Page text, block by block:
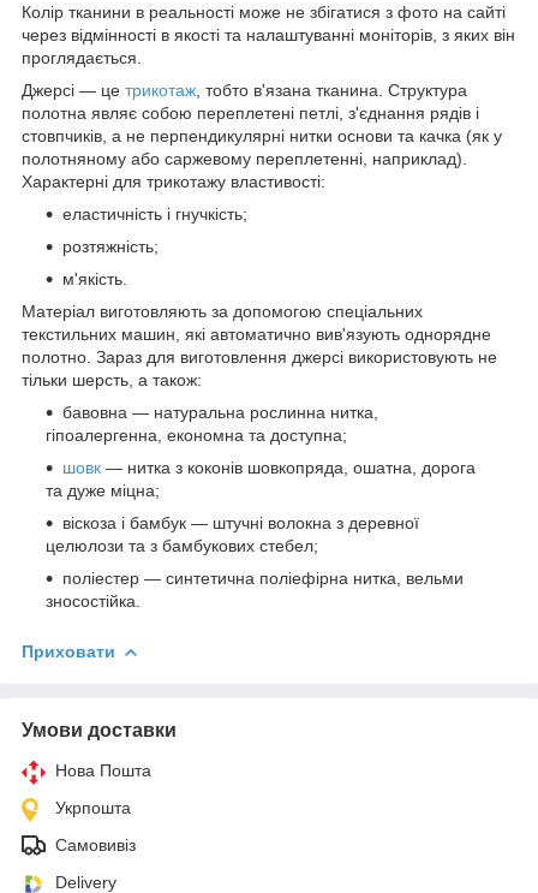
Колір тканини в реальності може не збігатися з фото на сайті
через відмінності в якості та налаштуванні моніторів, з яких він
проглядається.
Джерсі — це трикотаж , тобто в'язана тканина. Структура
полотна являє собою переплетені петлі, з'єднання рядів і
стовпчиків, а не перпендикулярні нитки основи та качка (як у
полотняному або саржевому переплетенні, наприклад).
Характерні для трикотажу властивості:
еластичність і гнучкість;
розтяжність;
м'якість.
Матеріал виготовляють за допомогою спеціальних
текстильних машин, які автоматично вив'язують однорядне
полотно. Зараз для виготовлення джерсі використовують не
тільки шерсть, а також:
бавовна — натуральна рослинна нитка,
гіпоалергенна, економна та доступна;
шовк — нитка з коконів шовкопряда, ошатна, дорога
та дуже міцна;
віскоза і бамбук — штучні волокна з деревної
целюлози та з бамбукових стебел;
поліестер — синтетична поліефірна нитка, вельми
зносостійка.
Приховати
Умови доставки
Нова Пошта
Укрпошта
Самовивіз
Delivery